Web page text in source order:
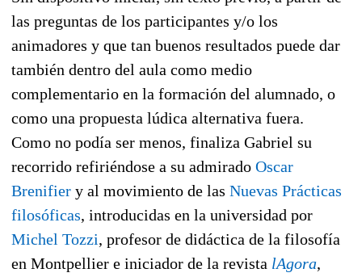
las preguntas de los participantes y/o los
animadores y que tan buenos resultados puede dar
también dentro del aula como medio
complementario en la formación del alumnado, o
como una propuesta lúdica alternativa fuera.
Como no podía ser menos, finaliza Gabriel su
recorrido refiriéndose a su admirado Oscar
Brenifier y al movimiento de las Nuevas Prácticas
filosóficas, introducidas en la universidad por
Michel Tozzi, profesor de didáctica de la filosofía
en Montpellier e iniciador de la revista lAgora,